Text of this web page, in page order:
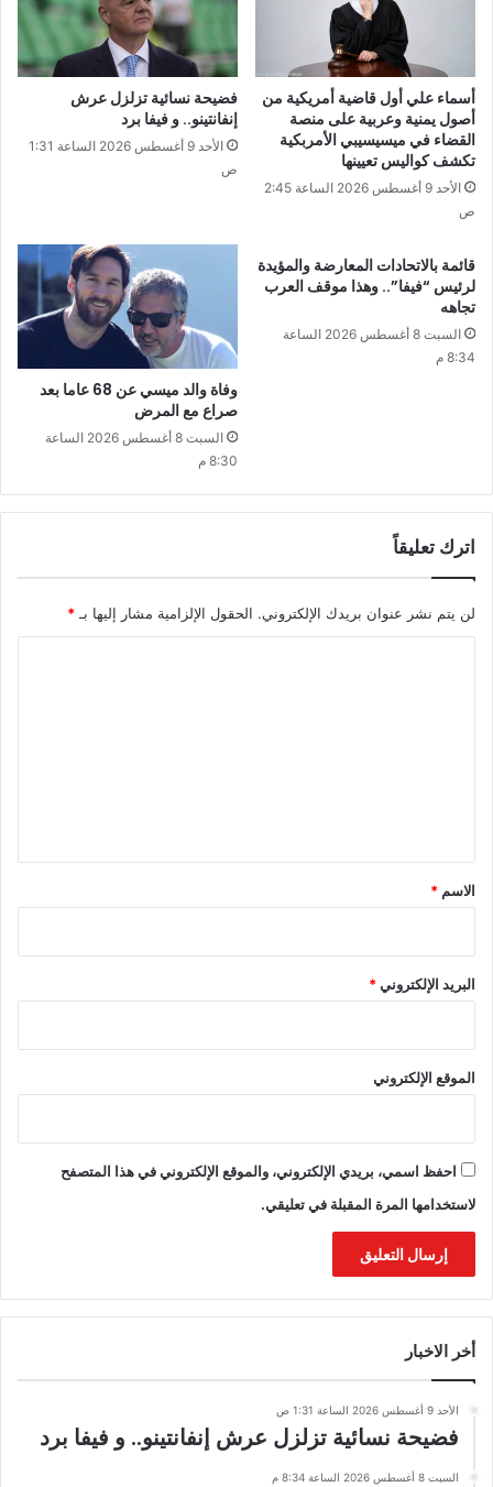
أسماء علي أول قاضية أمريكية من
أصول يمنية وعربية على منصة
القضاء في ميسيسيبي الأمربكية
تكشف كواليس تعيينها
الأحد 9 أغسطس 2026 الساعة 2:45
ص
فضيحة نسائية تزلزل عرش
إنفانتينو.. و فيفا برد
الأحد 9 أغسطس 2026 الساعة 1:31
ص
قائمة بالاتحادات المعارضة والمؤيدة
لرئيس “فيفا”.. وهذا موقف العرب
تجاهه
السبت 8 أغسطس 2026 الساعة
8:34 م
وفاة والد ميسي عن 68 عاما بعد
صراع مع المرض
السبت 8 أغسطس 2026 الساعة
8:30 م
اترك تعليقاً
لن يتم نشر عنوان بريدك الإلكتروني. الحقول الإلزامية مشار إليها بـ *
*
الاسم *
البريد الإلكتروني*
الموقع الإلكتروني
احفظ اسمي، بريدي الإلكتروني، والموقع الإلكتروني في هذا المتصفح
لاستخدامها المرة المقبلة في تعليقي.
أخر الاخبار
الأحد 9 أغسطس 2026 الساعة 1:31 ص
فضيحة نسائية تزلزل عرش إنفانتينو.. و فيفا برد
السبت 8 أغسطس 2026 الساعة 8:34 م